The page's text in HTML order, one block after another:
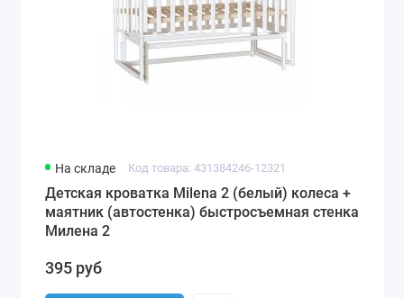
На складе Код товара: 431384246-12321
Детская кроватка Milena 2 (белый) колеса +
маятник (автостенка) быстросъемная стенка
Милена 2
395 руб